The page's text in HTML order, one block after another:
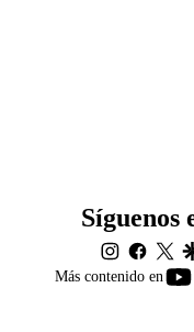
Más contenido en
Síguenos
instagram